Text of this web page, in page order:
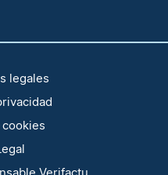
legales